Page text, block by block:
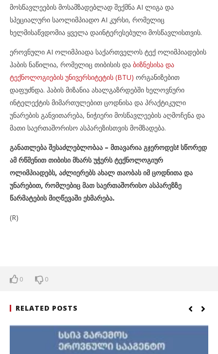
მოსწავლეების მოსამზადებლად შექმნა AI ლიგა და
სპეციალური საოლიმპიადო AI კურსი, რომელიც
ხელმისაწვდომია ყველა დაინტერესებული მოსწავლისთვის.
ეროვნული AI ოლიმპიადა საქართველოს ტექ ოლიმპიადების
ჰაბის ნაწილია, რომელიც თიბისის და ბიზნესისა და
ტექნოლოგიების უნივერსიტეტის (BTU) ორგანიზებით
დაფუძნდა. ჰაბის მიზანია ახალგაზრდებში ხელოვნური
ინტელექტის მიმართულებით ცოდნისა და პრაქტიკული
უნარების განვითარება, ნიჭიერი მოსწავლეების აღმოჩენა და
მათი საერთაშორისო ასპარეზისთვის მომზადება.
განათლება შესაძლებლობაა – მთავარია გჯეროდეს! სწორედ
ამ რწმენით თიბისი მხარს უჭერს ტექნოლოგიურ
ოლიმპიადებს, აძლიერებს ახალ თაობას იმ ცოდნითა და
უნარებით, რომლებიც მათ საერთაშორისო ასპარეზზე
წარმატების მიღწევაში ეხმარება.
(R)
0 0
RELATED POSTS